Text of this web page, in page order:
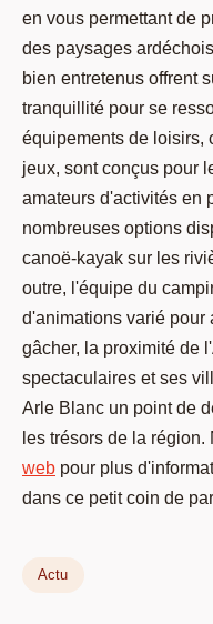
en vous permettant de
des paysages
bien entretenus offrent
tranquillité pour se
équipements de loisirs,
jeux, sont conçus pour
amateurs d'activités en
nombreuses options
canoë-kayak sur les
outre, l'équipe du
d'animations varié pour
gâcher, la proximité de
spectaculaires et ses
Arle Blanc un point de
les trésors de la
web pour plus
dans ce petit coin de
Actu